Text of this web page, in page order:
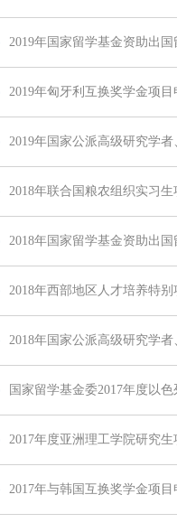
2019年国家留学基金资助出国
2019年匈牙利互换奖学金项目
2019年国家公派高级研究学
2018年联合国粮农组织实习
2018年国家留学基金资助出
2018年西部地区人才培养特
2018年国家公派高级研究学
国家留学基金委2017年度以
2017年度亚洲理工学院研究
2017年与韩国互换奖学金项目